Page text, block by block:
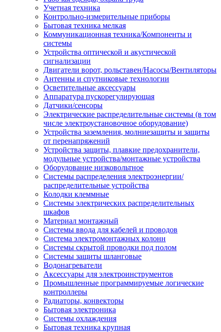
Учетная техника
Контрольно-измерительные приборы
Бытовая техника мелкая
Коммуникационная техника/Компоненты и
системы
Устройства оптической и акустической
сигнализации
Двигатели ворот, рольставен/Насосы/Вентиляторы
Антенны и спутниковые технологии
Осветительные аксессуары
Аппаратура пускорегулирующая
Датчики/сенсоры
Электрические распределительные системы (в том
числе электроустановочное оборудование)
Устройства заземления, молниезащиты и защиты
от перенапряжений
Устройства защиты, плавкие предохранители,
модульные устройства/монтажные устройства
Оборудование низковольтное
Системы распределения электроэнергии/
распределительные устройства
Колодки клеммные
Системы электрических распределительных
шкафов
Материал монтажный
Системы ввода для кабелей и проводов
Система электромонтажных колонн
Системы скрытой проводки под полом
Системы защиты шланговые
Водонагреватели
Аксессуары для электроинструментов
Промышленные программируемые логические
контроллеры
Радиаторы, конвекторы
Бытовая электроника
Системы охлаждения
Бытовая техника крупная